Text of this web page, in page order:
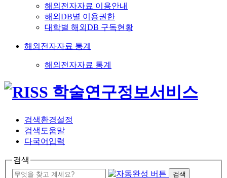
해외전자자료 이용안내
해외DB별 이용권한
대학별 해외DB 구독현황
해외전자자료 통계
해외전자자료 통계
검색환경설정
검색도움말
다국어입력
검색
검색